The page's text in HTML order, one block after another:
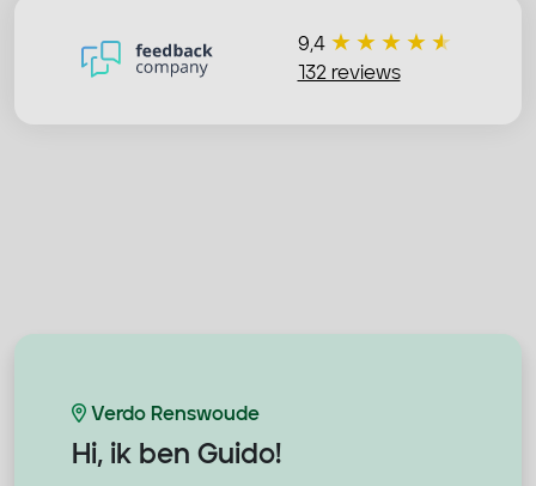
9,4
132 reviews
Verdo Renswoude
Hi, ik ben Guido!